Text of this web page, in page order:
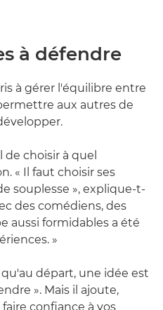
à défendre
à gérer l'équilibre entre
aux autres de
de choisir à quel
« Il faut choisir ses
souplesse », explique-t-
des comédiens, des
aussi formidables a été
»
départ, une idée est
». Mais il ajoute,
confiance à vos